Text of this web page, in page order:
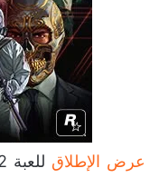
عرض الإطلاق